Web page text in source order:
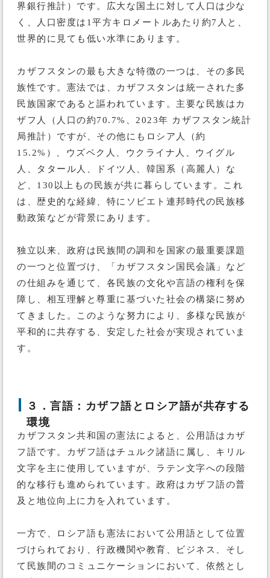
界銀行推計）です。広大な国土に対して人口は少な
く、人口密度は1平方キロメートルあたり約7人と、
世界的に見ても低い水準にあります。
カザフスタンの最も大きな特徴の一つは、その多民
族性です。憲法では、カザフスタンは統一された多
民族国家であると謳われています。主要な民族はカ
ザフ人（人口の約70.7%、2023年 カザフスタン統計
局推計）ですが、その他にもロシア人（約
15.2%）、ウズベク人、ウクライナ人、ウイグル
人、タタール人、ドイツ人、韓国系（高麗人）な
ど、130以上もの民族が共に暮らしています。これ
は、歴史的な経緯、特にソビエト連邦時代の民族移
動政策などが背景にあります。
独立以来、政府は民族間の調和を国家の最重要課題
の一つと位置づけ、「カザフスタン国民会議」など
の仕組みを通じて、各民族の文化や言語の権利を保
障し、相互理解と尊重に基づいた社会の構築に努め
てきました。このような努力により、多様な民族が
平和的に共存する、安定した社会が実現されていま
す。
３．言語：カザフ語とロシア語が共存する
環境
カザフスタン共和国の憲法によると、公用語はカザ
フ語です。カザフ語はチュルク諸語に属し、キリル
文字を主に使用していますが、ラテン文字への段階
的な移行も進められています。政府はカザフ語の普
及と地位向上に力を入れています。
一方で、ロシア語も憲法において公用語として位置
づけられており、行政機関や教育、ビジネス、そし
て民族間のコミュニケーションにおいて、依然とし